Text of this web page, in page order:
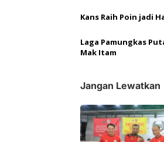
o
s
Kans Raih Poin jadi
Laga Pamungkas
Mak Itam
Jangan Lewatkan